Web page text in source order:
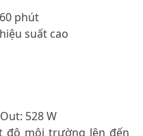
phút
suất cao
528 W
độ môi trường lên đến